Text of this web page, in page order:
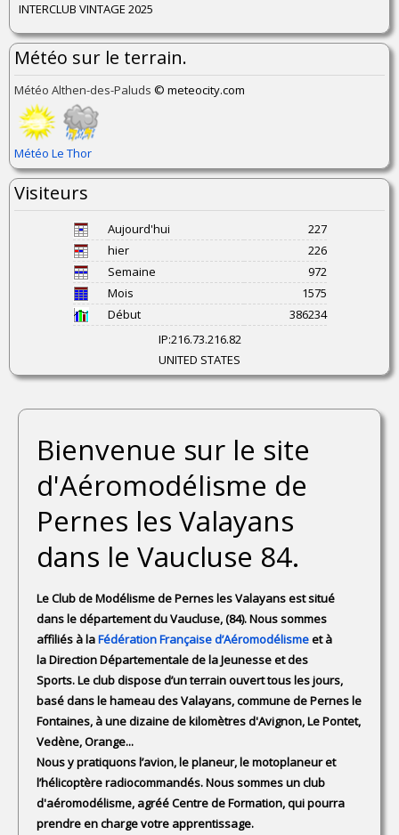
INTERCLUB VINTAGE 2025
Météo sur le terrain.
Météo Althen-des-Paluds © meteocity.com
Météo Le Thor
Visiteurs
Aujourd'hui
227
hier
226
Semaine
972
Mois
1575
Début
386234
IP:216.73.216.82
UNITED STATES
Bienvenue sur le site
d'Aéromodélisme de
Pernes les Valayans
dans le Vaucluse 84.
Le Club de Modélisme de Pernes les Valayans est situé
dans le département du Vaucluse, (84). Nous sommes
affiliés à laFédération Française d’Aéromodélismeet à
la Direction Départementale de la Jeunesse et des
Sports. Le club dispose d’un terrain ouvert tous les jours,
basé dans le hameau des Valayans, commune de Pernes le
Fontaines, à une dizaine de kilomètres d'Avignon, Le Pontet,
Vedène, Orange...
Nous y pratiquons l’avion, le planeur, le motoplaneur et
l’hélicoptère radiocommandés. Nous sommes un club
d'aéromodélisme, agréé Centre de Formation, qui pourra
prendre en charge votre apprentissage.